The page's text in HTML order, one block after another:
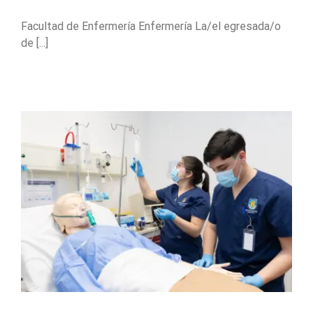
Facultad de Enfermería Enfermería La/el egresada/o
de [...]